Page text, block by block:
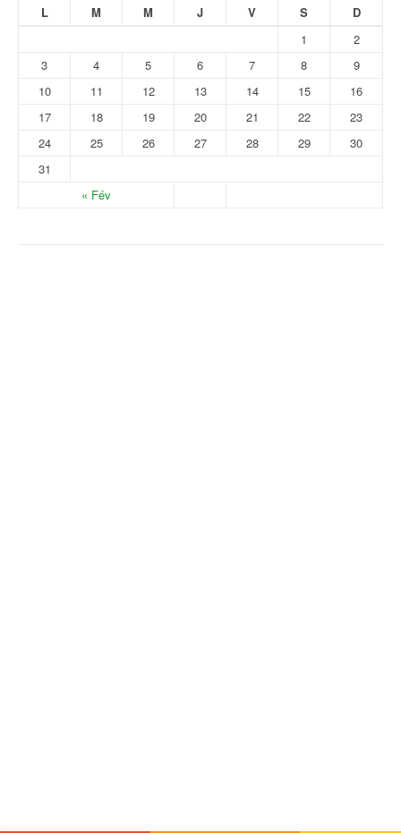
L M M J V S D
« Fév
1
2
3
4 5 6 7 8
9
10
11 12 13 14 15
16
17
18 19 20 21 22
23
24
25 26 27 28 29
30
31